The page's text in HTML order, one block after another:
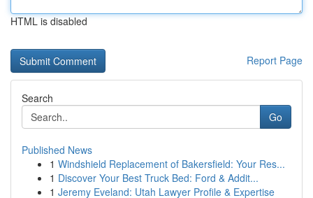
HTML is disabled
Report Page
Search
Go
Published News
1 Windshield Replacement of Bakersfield: Your Res...
1 Discover Your Best Truck Bed: Ford & Addit...
1 Jeremy Eveland: Utah Lawyer Profile & Expertise